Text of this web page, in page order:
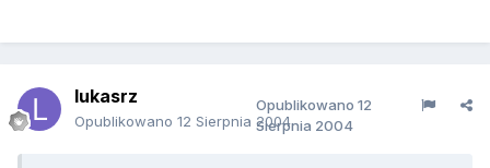
lukasrz
Opublikowano 12 Sierpnia 2004
Opublikowano 12
Sierpnia 2004